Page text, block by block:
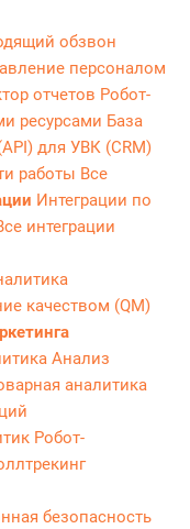
обзвон
персоналом
отчетов Робот-
ресурсами База
для УВК (CRM)
работы Все
Интеграции по
интеграции
качеством (QM)
Анализ
аналитика
Робот-
безопасность